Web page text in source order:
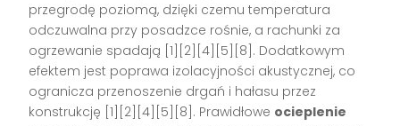
przegrodę poziomą, dzięki czemu temperatura
odczuwalna przy posadzce rośnie, a rachunki za
ogrzewanie spadają [1][2][4][5][8]. Dodatkowym
efektem jest poprawa izolacyjności akustycznej, co
ogranicza przenoszenie drgań i hałasu przez
konstrukcję [1][2][4][5][8]. Prawidłowe ocieplenie